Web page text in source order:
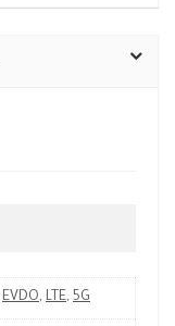
EVDO, LTE, 5G